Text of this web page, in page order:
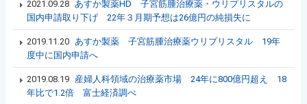
2021.09.28 あすか製薬HD 子宮筋腫治療薬・ウリプリスタルの
国内申請取り下げ 22年３月期予想は26億円の純損失に
2019.11.20 あすか製薬 子宮筋腫治療薬ウリプリスタル 19年
度中に国内申請へ
2019.08.19
産婦人科領域の治療薬市場 24年に800億円超え 18
年比で1.2倍 富士経済調べ